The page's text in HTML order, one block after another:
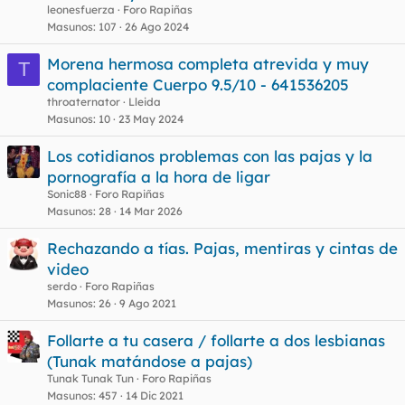
leonesfuerza
Foro Rapiñas
Masunos 107 26 Ago 2024
T
Morena hermosa completa atrevida y muy
complaciente Cuerpo 9.5/10 - 641536205
throaternator
Lleida
Masunos 10 23 May 2024
Los cotidianos problemas con las pajas y la
pornografía a la hora de ligar
Sonic88
Foro Rapiñas
Masunos 28 14 Mar 2026
Rechazando a tías. Pajas, mentiras y cintas de
video
serdo
Foro Rapiñas
Masunos 26 9 Ago 2021
Follarte a tu casera / follarte a dos lesbianas
(Tunak matándose a pajas)
Tunak Tunak Tun
Foro Rapiñas
Masunos 457 14 Dic 2021